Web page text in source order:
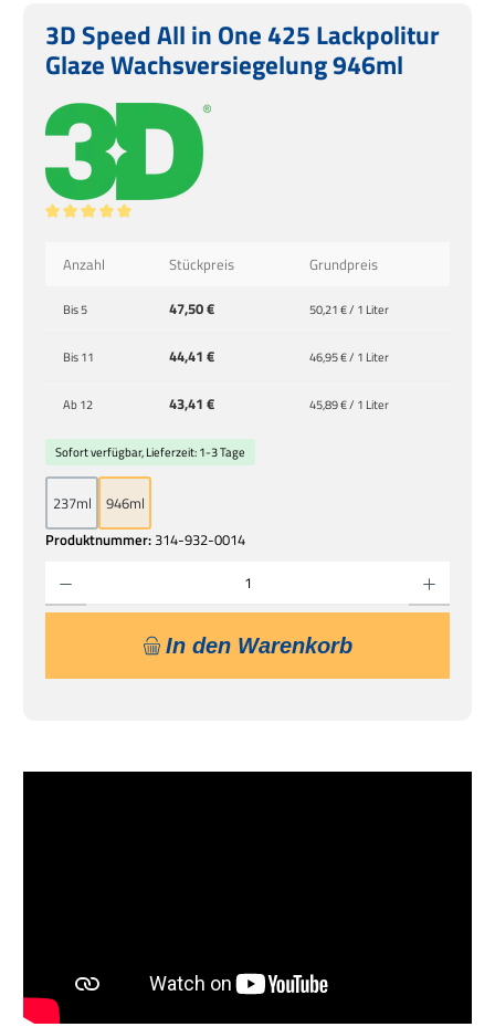
3D Speed All in One 425 Lackpolitur
Glaze Wachsversiegelung 946ml
Anzahl
Stückpreis Grundpreis
Bis5 47,50 € 50,21 € / 1 Liter
Bis11 44,41 € 46,95 € / 1 Liter
Ab12 43,41 € 45,89 € / 1 Liter
Produktnummer:314-932-0014
Sofort verfügbar, Lieferzeit: 1-3 Tage
237ml 946ml
In den Warenkorb